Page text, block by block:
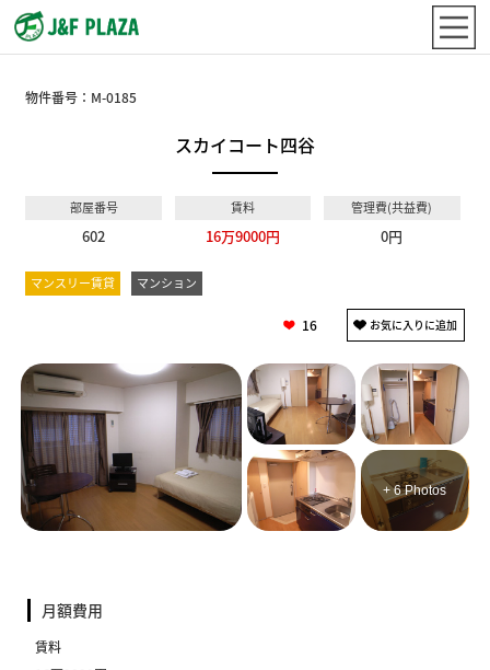
物件番号： M-0185
スカイコート四谷
部屋番号
602
賃料
16万9000円
管理費(共益費)
0円
マンスリー賃貸 マンション
16
+ 6 Photos
月額費用
賃料